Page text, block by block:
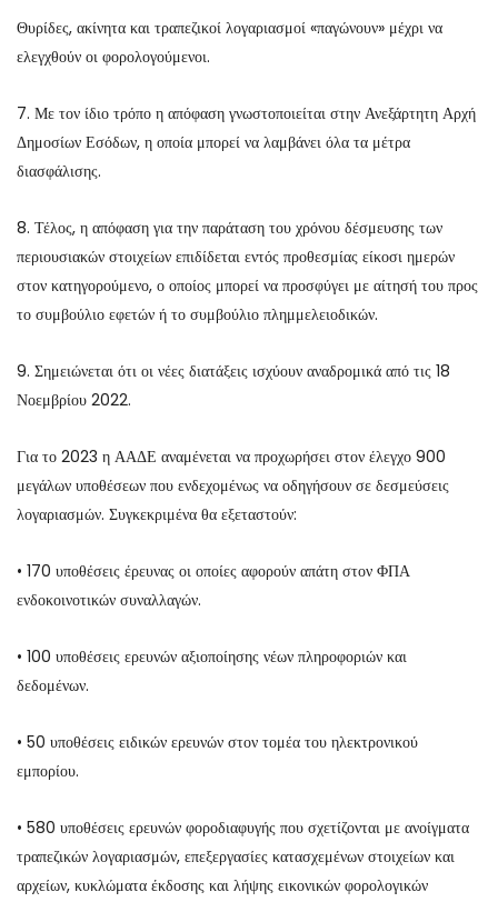
Θυρίδες, ακίνητα και τραπεζικοί λογαριασμοί «παγώνουν» μέχρι να
ελεγχθούν οι φορολογούμενοι.
7. Με τον ίδιο τρόπο η απόφαση γνωστοποιείται στην Ανεξάρτητη Αρχή
Δημοσίων Εσόδων, η οποία μπορεί να λαμβάνει όλα τα μέτρα
διασφάλισης.
8. Τέλος, η απόφαση για την παράταση του χρόνου δέσμευσης των
περιουσιακών στοιχείων επιδίδεται εντός προθεσμίας είκοσι ημερών
στον κατηγορούμενο, ο οποίος μπορεί να προσφύγει με αίτησή του προς
το συμβούλιο εφετών ή το συμβούλιο πλημμελειοδικών.
9. Σημειώνεται ότι οι νέες διατάξεις ισχύουν αναδρομικά από τις 18
Νοεμβρίου 2022.
Για το 2023 η ΑΑΔΕ αναμένεται να προχωρήσει στον έλεγχο 900
μεγάλων υποθέσεων που ενδεχομένως να οδηγήσουν σε δεσμεύσεις
λογαριασμών. Συγκεκριμένα θα εξεταστούν:
• 170 υποθέσεις έρευνας οι οποίες αφορούν απάτη στον ΦΠΑ
ενδοκοινοτικών συναλλαγών.
• 100 υποθέσεις ερευνών αξιοποίησης νέων πληροφοριών και
δεδομένων.
• 50 υποθέσεις ειδικών ερευνών στον τομέα του ηλεκτρονικού
εμπορίου.
• 580 υποθέσεις ερευνών φοροδιαφυγής που σχετίζονται με ανοίγματα
τραπεζικών λογαριασμών, επεξεργασίες κατασχεμένων στοιχείων και
αρχείων, κυκλώματα έκδοσης και λήψης εικονικών φορολογικών